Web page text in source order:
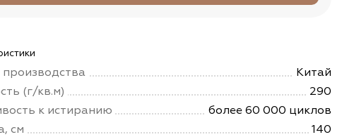
Китай
(г/кв.м)
290
к истиранию
более 60 000 циклов
см
140